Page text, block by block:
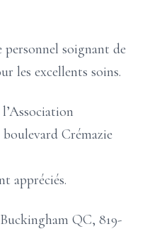
soignant de
les excellents soins.
Crémazie
appréciés.
QC, 819-